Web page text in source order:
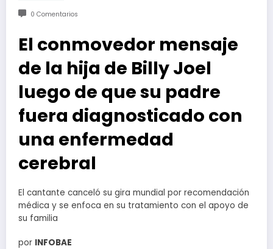
0 Comentarios
El conmovedor mensaje
de la hija de Billy Joel
luego de que su padre
fuera diagnosticado con
una enfermedad
cerebral
El cantante canceló su gira mundial por recomendación
médica y se enfoca en su tratamiento con el apoyo de
su familia
por INFOBAE